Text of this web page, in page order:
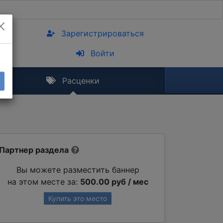
Зарегистрироваться
Войти
Расценки
Партнер раздела
Вы можете разместить баннер
на этом месте за: 500.00 руб / мес
Купить это место